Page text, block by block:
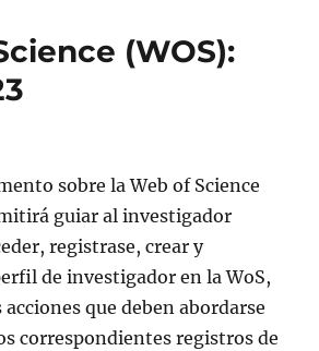
(WOS):
sobre la Web of Science
guiar al investigador
registrase, crear y
de investigador en la WoS,
que deben abordarse
correspondientes registros de